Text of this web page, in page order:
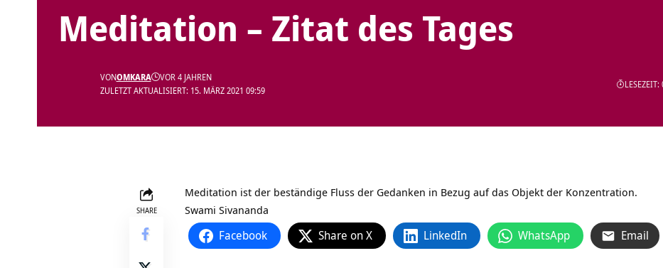
Meditation – Zitat des Tages
ZULETZT AKTUALISIERT: 15. MÄRZ 2021 09:59
VONOMKARA VOR 4 JAHREN
SHARE
Meditation ist der beständige Fluss der Gedanken in Bezug auf das Objekt der Konzentration.
Swami Sivananda
Facebook Share on X LinkedIn WhatsApp Email